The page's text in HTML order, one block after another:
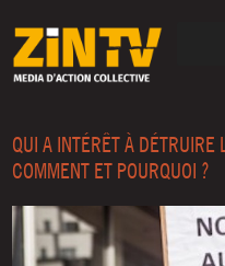
QUI A INTÉRÊT À
COMMENT ET POURQUOI ?